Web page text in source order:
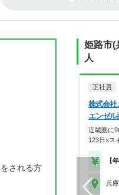
される方
姫路市(
人
正社員
株式会
エンゼ
近畿圏に
123日×ス
【
兵